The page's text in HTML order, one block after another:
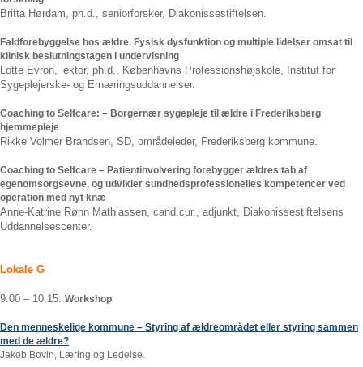
Britta Hørdam, ph.d., seniorforsker, Diakonissestiftelsen.
Faldforebyggelse hos ældre. Fysisk dysfunktion og multiple lidelser omsat til
klinisk beslutningstagen i undervisning
Lotte Evron, lektor, ph.d., Københavns Professionshøjskole, Institut for
Sygeplejerske- og Ernæringsuddannelser.
Coaching to Selfcare: – Borgernær sygepleje til ældre i Frederiksberg
hjemmepleje
Rikke Volmer Brandsen, SD, områdeleder, Frederiksberg kommune.
Coaching to Selfcare – Patientinvolvering forebygger ældres tab af
egenomsorgsevne, og udvikler sundhedsprofessionelles kompetencer ved
operation med nyt knæ
Anne-Katrine Rønn Mathiassen, cand.cur., adjunkt, Diakonissestiftelsens
Uddannelsescenter.
Lokale G
9.00 – 10.15: Workshop
Den menneskelige kommune – Styring af ældreområdet eller styring sammen
med de ældre?
Jakob Bovin, Læring og Ledelse.